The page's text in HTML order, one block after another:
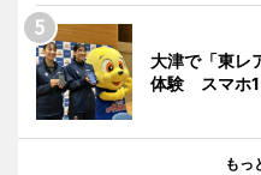
大津で「東レ
体験 スマホ1
もっ